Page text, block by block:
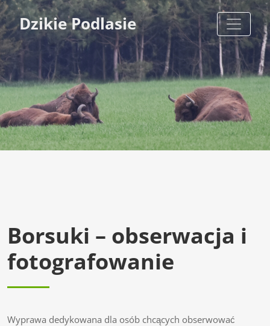
Dzikie Podlasie
Borsuki – obserwacja i
fotografowanie
Wyprawa dedykowana dla osób chcących obserwować